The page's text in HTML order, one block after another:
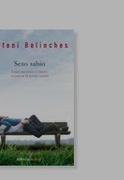
45%
dcto.